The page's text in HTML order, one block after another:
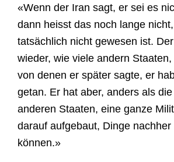
«Wenn der Iran sagt, er sei es
dann heisst das noch lange
tatsächlich nicht gewesen ist.
wieder, wie viele andern
von denen er später sagte, er
getan. Er hat aber, anders als
anderen Staaten, eine ganze
darauf aufgebaut, Dinge nachher
können.»